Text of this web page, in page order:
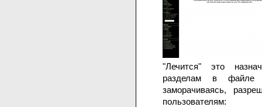
"Лечится" это
разделам в
заморачиваясь,
пользователям: